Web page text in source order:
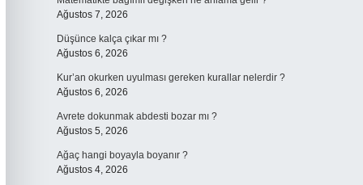
Ağustos 7, 2026
Düşünce kalça çıkar mı ?
Ağustos 6, 2026
Kur’an okurken uyulması gereken kurallar nelerdir ?
Ağustos 6, 2026
Avrete dokunmak abdesti bozar mı ?
Ağustos 5, 2026
Ağaç hangi boyayla boyanır ?
Ağustos 4, 2026